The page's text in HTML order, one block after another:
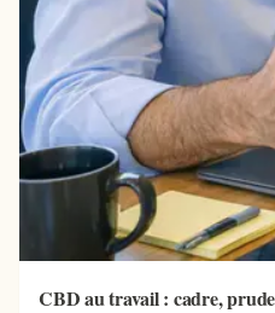
CBD au travail : cadre,